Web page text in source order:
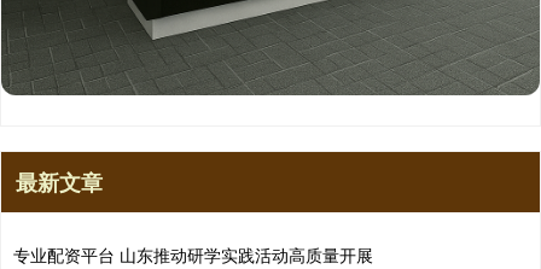
最新文章
专业配资平台 山东推动研学实践活动高质量开展